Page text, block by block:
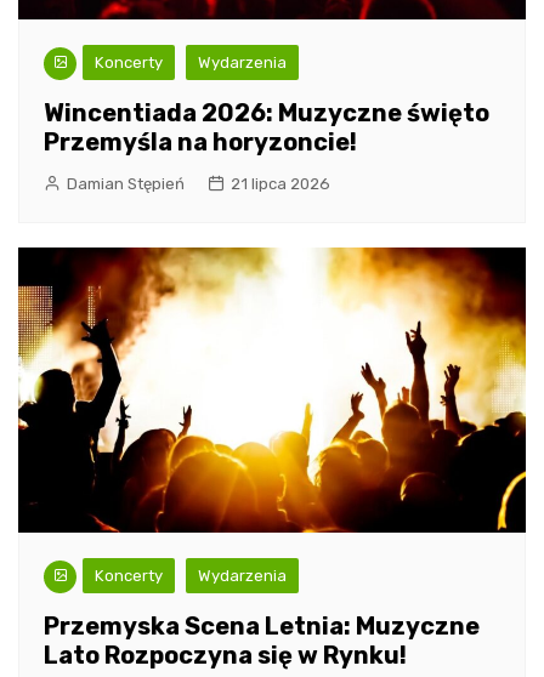
Koncerty Wydarzenia
Wincentiada 2026: Muzyczne święto
Przemyśla na horyzoncie!
Damian Stępień 21 lipca 2026
Koncerty Wydarzenia
Przemyska Scena Letnia: Muzyczne
Lato Rozpoczyna się w Rynku!